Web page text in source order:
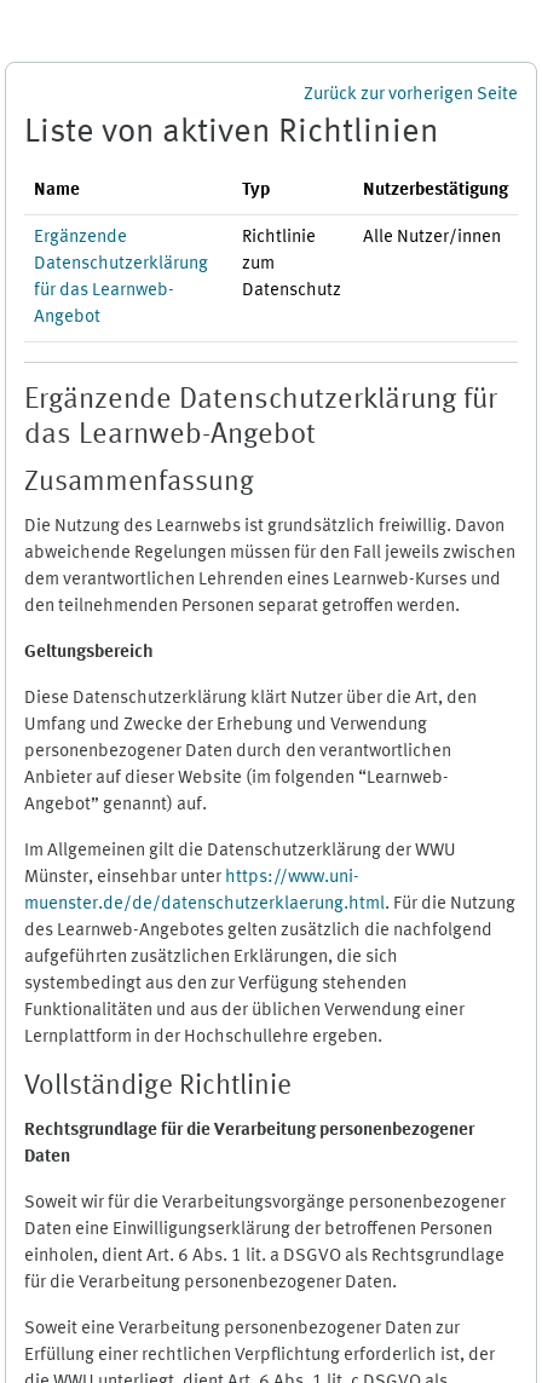
Zurück zur vorherigen Seite
Liste von aktiven Richtlinien
Name Typ Nutzerbestätigung
Ergänzende
Datenschutzerklärung
für das Learnweb-
Angebot
Richtlinie
zum
Datenschutz
Alle Nutzer/innen
Ergänzende Datenschutzerklärung für
das Learnweb-Angebot
Zusammenfassung
Die Nutzung des Learnwebs ist grundsätzlich freiwillig. Davon
abweichende Regelungen müssen für den Fall jeweils zwischen
dem verantwortlichen Lehrenden eines Learnweb-Kurses und
den teilnehmenden Personen separat getroffen werden.
Geltungsbereich
Diese Datenschutzerklärung klärt Nutzer über die Art, den
Umfang und Zwecke der Erhebung und Verwendung
personenbezogener Daten durch den verantwortlichen
Anbieter auf dieser Website (im folgenden “Learnweb-
Angebot” genannt) auf.
Im Allgemeinen gilt die Datenschutzerklärung der WWU
Münster, einsehbar unter https://www.uni-
muenster.de/de/datenschutzerklaerung.html. Für die Nutzung
des Learnweb-Angebotes gelten zusätzlich die nachfolgend
aufgeführten zusätzlichen Erklärungen, die sich
systembedingt aus den zur Verfügung stehenden
Funktionalitäten und aus der üblichen Verwendung einer
Lernplattform in der Hochschullehre ergeben.
Vollständige Richtlinie
Rechtsgrundlage für die Verarbeitung personenbezogener
Daten
Soweit wir für die Verarbeitungsvorgänge personenbezogener
Daten eine Einwilligungserklärung der betroffenen Personen
einholen, dient Art. 6 Abs. 1 lit. a DSGVO als Rechtsgrundlage
für die Verarbeitung personenbezogener Daten.
Soweit eine Verarbeitung personenbezogener Daten zur
Erfüllung einer rechtlichen Verpflichtung erforderlich ist, der